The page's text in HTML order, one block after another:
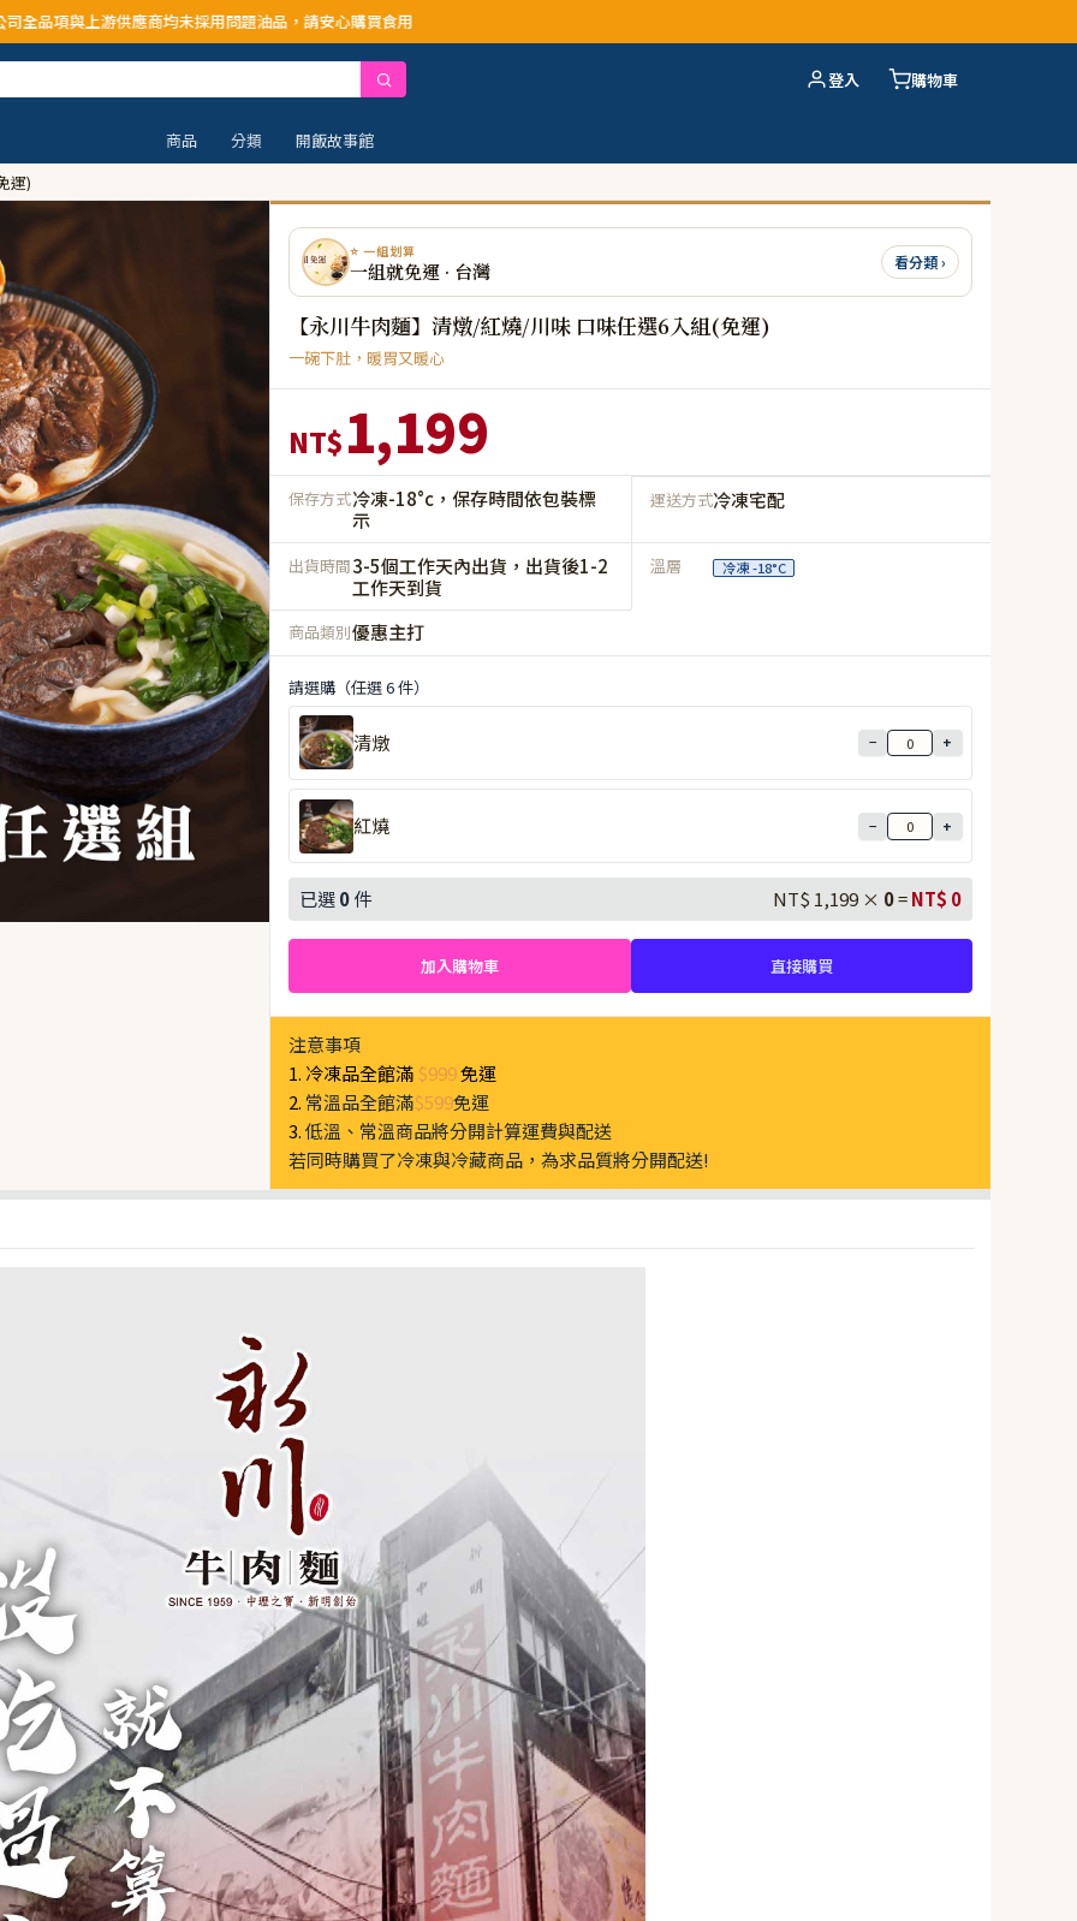
供應商均未採用問題油品，請安心購買食用
登入 購物車
商品 分類
開飯故事館
運)
⭐ 一組划算
一組就免運 · 台灣 看分類 ›
【永川牛肉麵】清燉/紅燒/川味 口味任選6入組(免運)
一碗下肚，暖胃又暖心
NT$1,199
保存方式冷凍-18°c，保存時間依包裝標
示
運送方式冷凍宅配
出貨時間3-5個工作天內出貨，出貨後1-2
工作天到貨
溫層 冷凍 -18°C
商品類別優惠主打
請選購（任選 6 件）
清燉 − +
紅燒 − +
已選0件 NT$ 1,199 × 0=NT$ 0
加入購物車 直接購買
注意事項
1. 冷凍品全館滿 $999免運
2. 常溫品全館滿$599免運
3.低溫、常溫商品將分開計算運費與配送
若同時購買了冷凍與冷藏商品，為求品質將分開配送!